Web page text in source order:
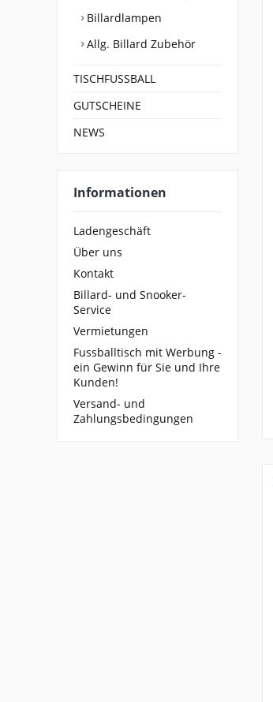
Billardlampen
Allg. Billard Zubehör
TISCHFUSSBALL
GUTSCHEINE
NEWS
Informationen
Ladengeschäft
Über uns
Kontakt
Billard- und Snooker-
Service
Vermietungen
Fussballtisch mit Werbung -
ein Gewinn für Sie und Ihre
Kunden!
Versand- und
Zahlungsbedingungen